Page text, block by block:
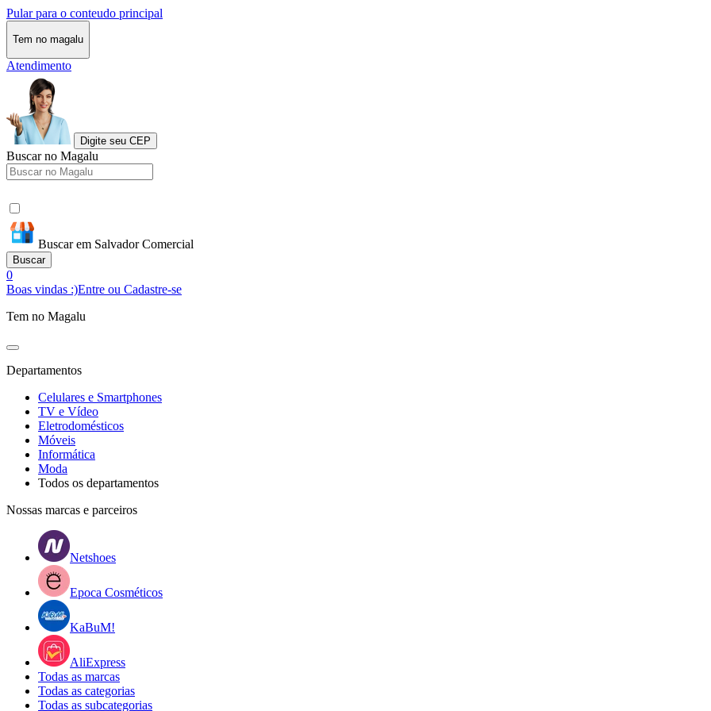
Pular para o conteudo principal
Tem no magalu
Atendimento
Digite seu CEP
Buscar no Magalu
Buscar em Salvador Comercial
Buscar
0
Boas vindas :)Entre ou Cadastre-se
Tem no Magalu
Departamentos
Celulares e Smartphones
TV e Vídeo
Eletrodomésticos
Móveis
Informática
Moda
Todos os departamentos
Nossas marcas e parceiros
Netshoes
Epoca Cosméticos
KaBuM!
AliExpress
Todas as marcas
Todas as categorias
Todas as subcategorias